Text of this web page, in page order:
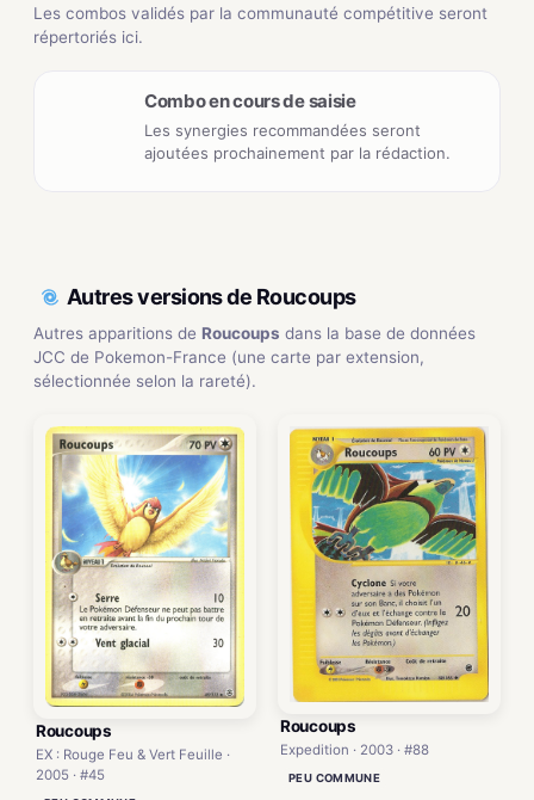
Les combos validés par la communauté compétitive seront
répertoriés ici.
Combo en cours de saisie
Les synergies recommandées seront
ajoutées prochainement par la rédaction.
Autres versions de Roucoups
Autres apparitions de Roucoups dans la base de données
JCC de Pokemon-France (une carte par extension,
sélectionnée selon la rareté).
Roucoups
EX : Rouge Feu & Vert Feuille ·
2005 · #45
Roucoups
Expedition · 2003 · #88
PEU COMMUNE